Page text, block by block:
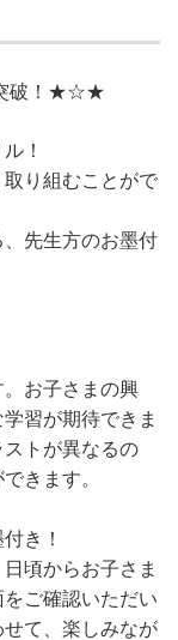
破！★☆★
！
取り組むことがで
先生方のお墨付
お子さまの興
習が期待できま
トが異なるの
きます。
き！
頃からお子さま
ご確認いただい
て、楽しみなが